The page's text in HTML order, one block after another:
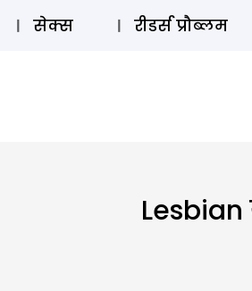
सेक्स रीडर्स प्रौब्लम